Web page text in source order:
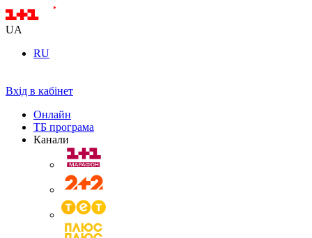
UA
RU
Вхід в кабінет
Онлайн
ТБ програма
Канали